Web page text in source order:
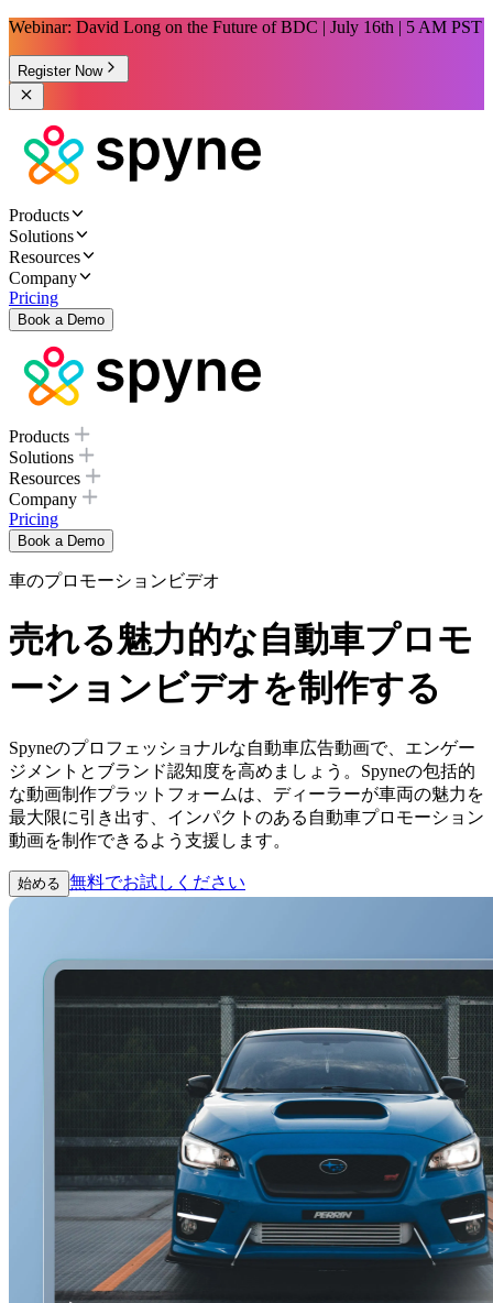
Webinar: David Long on the Future of BDC | July 16th | 5 AM PST
Register Now
Products
Solutions
Resources
Company
Pricing
Book a Demo
Products
Solutions
Resources
Company
Pricing
Book a Demo
車のプロモーションビデオ
売れる魅力的な自動車プロモ
ーションビデオを制作する
Spyneのプロフェッショナルな自動車広告動画で、エンゲー
ジメントとブランド認知度を高めましょう。Spyneの包括的
な動画制作プラットフォームは、ディーラーが車両の魅力を
最大限に引き出す、インパクトのある自動車プロモーション
動画を制作できるよう支援します。
始める 無料でお試しください